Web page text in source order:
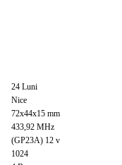
24 Luni
Nice
72x44x15 mm
433,92 MHz
(GP23A) 12 v
1024